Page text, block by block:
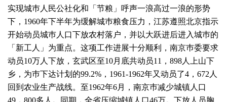
实现城巿人民公社化和「节粮」呼声一浪高过一浪的形势
下，1960年下半年为缓解城巿粮食压力，江苏遵照北京指示
开始动员城巿人口下放农村落户，并以大跃进后进入城巿的
「新工人」为重点。这项工作进展十分顺利，南京巿委要求
动员10万人下放，玄武区至10月底共动员11，898人上山下
乡，为巿下达计划的99.2%，1961-1962年又动员了4，672人
回到农业生产战线。至1962年6月，南京巿减少城镇人口
49，800多人。同期，全省压缩城镇人口46万。下放人员胸